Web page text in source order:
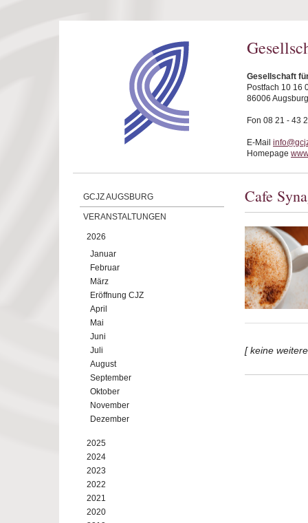
Gesellschaft
Postfach 10 16
86006 Augsburg
Fon 08 21 - 43
E-Mail
Homepage
GCJZ AUGSBURG
VERANSTALTUNGEN
2026
Januar
Februar
März
Eröffnung CJZ
April
Mai
Juni
Juli
August
September
Oktober
November
Dezember
2025
2024
2023
2022
2021
2020
Cafe
[ keine